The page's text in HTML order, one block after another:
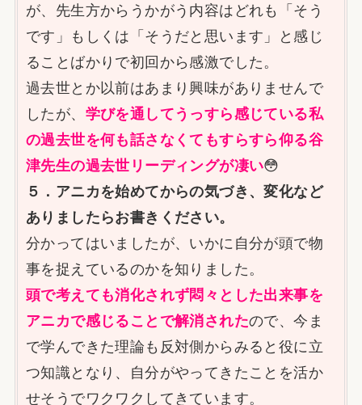
が、先生方からうかがう内容はどれも「そう
です」もしくは「そうだと思います」と感じ
ることばかりで初回から感激でした。
過去世とか以前はあまり興味がありませんで
したが、 学びを通してうっすら感じている私
の過去世を何も話さなくてもすらすら仰る谷
津先生の過去世リーディングが凄い😳
５．アニカを始めてからの気づき、変化など
ありましたらお書きください。
分かってはいましたが、いかに自分が頭で物
事を捉えているのかを知りました。
頭で考えても消化されず悶々とした出来事を
アニカで感じることで解消されたので、今ま
で学んできた理論も反対側からみると役に立
つ知識となり、自分がやってきたことを活か
せそうでワクワクしてきています。